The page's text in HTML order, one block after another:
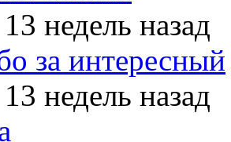
недель назад
за интересный
недель назад